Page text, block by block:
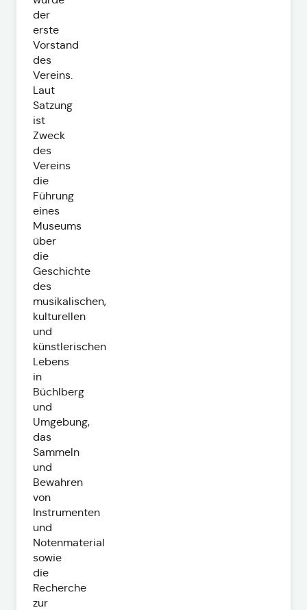
der
erste
Vorstand
des
Vereins.
Laut
Satzung
ist
Zweck
des
Vereins
die
Führung
eines
Museums
über
die
Geschichte
des
musikalischen,
kulturellen
und
künstlerischen
Lebens
in
Büchlberg
und
Umgebung,
das
Sammeln
und
Bewahren
von
Instrumenten
und
Notenmaterial
sowie
die
Recherche
zur